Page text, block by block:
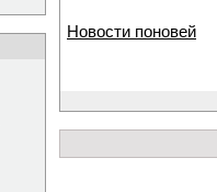
Новости поновей